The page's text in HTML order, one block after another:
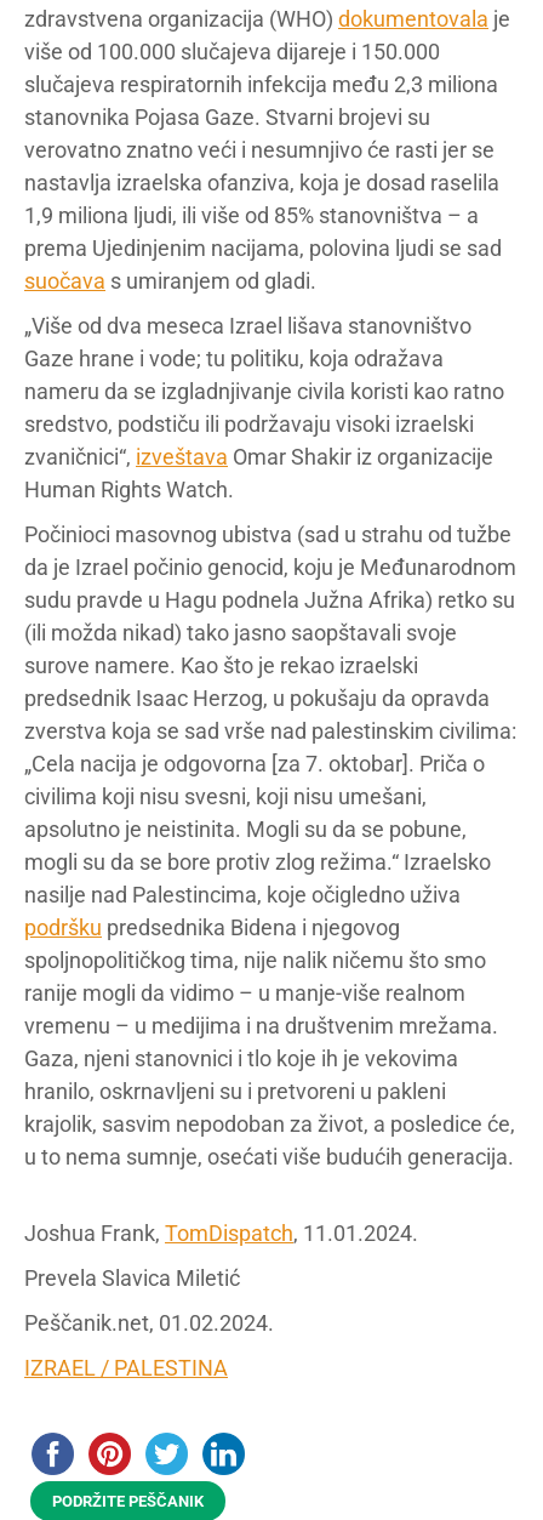
zdravstvena organizacija (WHO) dokumentovala je
više od 100.000 slučajeva dijareje i 150.000
slučajeva respiratornih infekcija među 2,3 miliona
stanovnika Pojasa Gaze. Stvarni brojevi su
verovatno znatno veći i nesumnjivo će rasti jer se
nastavlja izraelska ofanziva, koja je dosad raselila
1,9 miliona ljudi, ili više od 85% stanovništva – a
prema Ujedinjenim nacijama, polovina ljudi se sad
suočava s umiranjem od gladi.
„Više od dva meseca Izrael lišava stanovništvo
Gaze hrane i vode; tu politiku, koja odražava
nameru da se izgladnjivanje civila koristi kao ratno
sredstvo, podstiču ili podržavaju visoki izraelski
zvaničnici“, izveštava Omar Shakir iz organizacije
Human Rights Watch.
Počinioci masovnog ubistva (sad u strahu od tužbe
da je Izrael počinio genocid, koju je Međunarodnom
sudu pravde u Hagu podnela Južna Afrika) retko su
(ili možda nikad) tako jasno saopštavali svoje
surove namere. Kao što je rekao izraelski
predsednik Isaac Herzog, u pokušaju da opravda
zverstva koja se sad vrše nad palestinskim civilima:
„Cela nacija je odgovorna [za 7. oktobar]. Priča o
civilima koji nisu svesni, koji nisu umešani,
apsolutno je neistinita. Mogli su da se pobune,
mogli su da se bore protiv zlog režima.“ Izraelsko
nasilje nad Palestincima, koje očigledno uživa
podršku predsednika Bidena i njegovog
spoljnopolitičkog tima, nije nalik ničemu što smo
ranije mogli da vidimo – u manje-više realnom
vremenu – u medijima i na društvenim mrežama.
Gaza, njeni stanovnici i tlo koje ih je vekovima
hranilo, oskrnavljeni su i pretvoreni u pakleni
krajolik, sasvim nepodoban za život, a posledice će,
u to nema sumnje, osećati više budućih generacija.
Joshua Frank, TomDispatch, 11.01.2024.
Prevela Slavica Miletić
Peščanik.net, 01.02.2024.
IZRAEL / PALESTINA
PODRŽITE PEŠČANIK